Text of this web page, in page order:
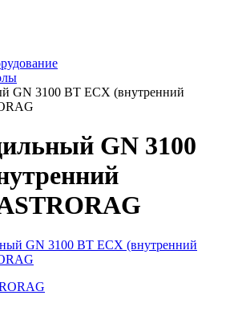
GN 3100 BT ECX (внутренний
GN 3100